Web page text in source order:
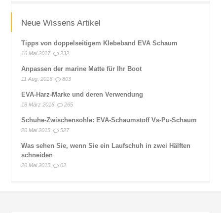
Neue Wissens Artikel
Tipps von doppelseitigem Klebeband EVA Schaum
16 Mai 2017 232
Anpassen der marine Matte für Ihr Boot
11 Aug. 2016 803
EVA-Harz-Marke und deren Verwendung
18 März 2016 265
Schuhe-Zwischensohle: EVA-Schaumstoff Vs-Pu-Schaum
20 Mai 2015 527
Was sehen Sie, wenn Sie ein Laufschuh in zwei Hälften
schneiden
20 Mai 2015 62